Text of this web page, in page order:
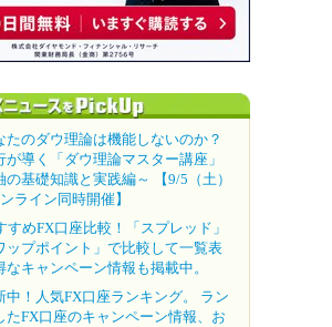
たのダウ理論は機能しないのか？
が導く「ダウ理論マスター講座」
の基礎知識と実践編～ 【9/5（土）
ライン同時開催】
すめFX口座比較！「スプレッド」
ップポイント」で比較して一覧表
なキャンペーン情報も掲載中。
中！人気FX口座ランキング。 ラン
たFX口座のキャンペーン情報、お